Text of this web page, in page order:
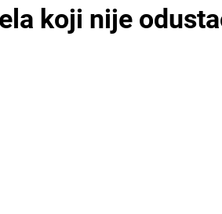
koji nije